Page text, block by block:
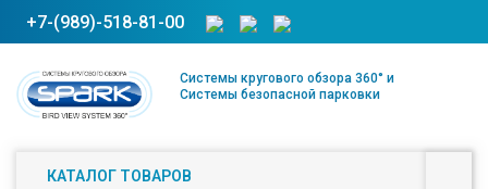
+7-(989)-518-81-00
Системы кругового обзора 360° и
Системы безопасной парковки
КАТАЛОГ ТОВАРОВ